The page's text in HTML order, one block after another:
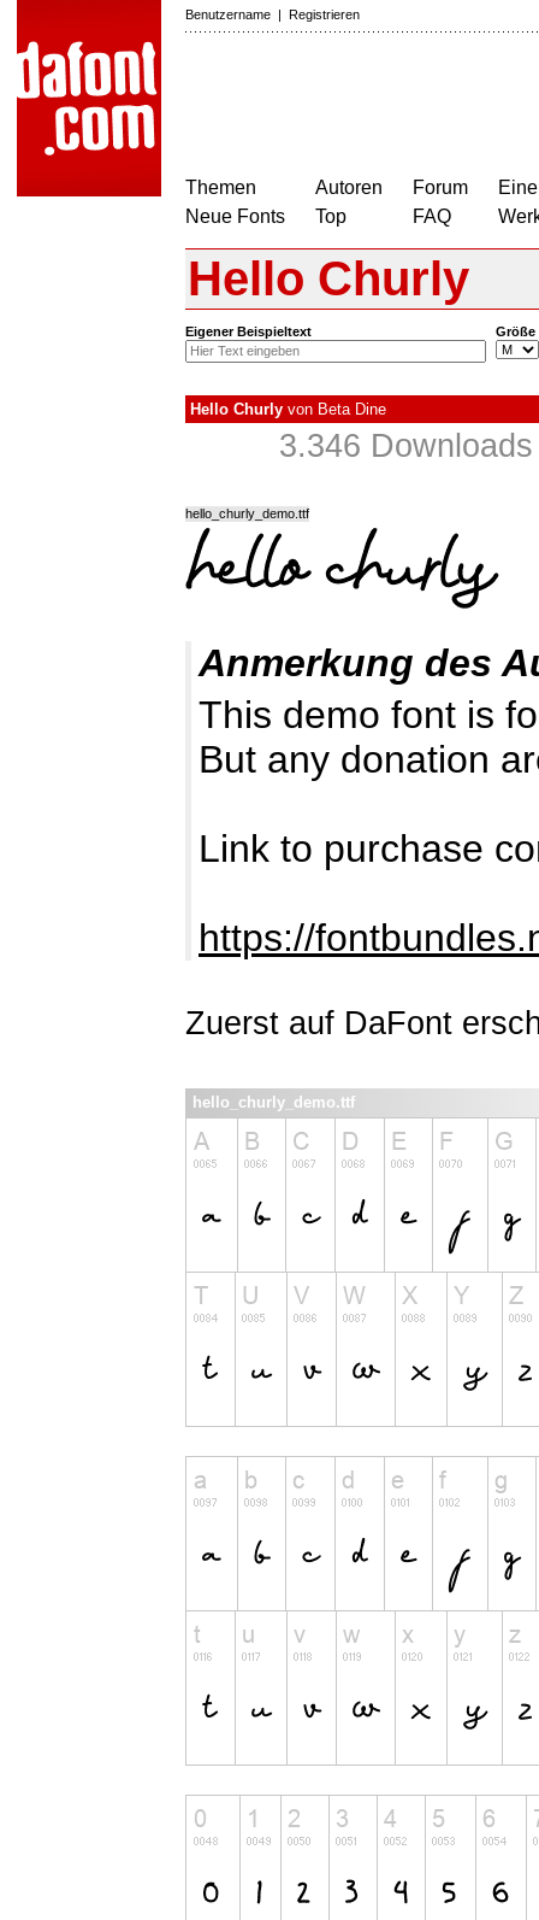
Benutzername | Registrieren
Themen
Neue Fonts
Autoren
Top
Forum
FAQ
Hello Churly
Eigener Beispieltext Größe
Hello Churly von Beta Dine
3.346
hello_churly_demo.ttf
Anmerkung des
This demo font is
But any donation
Link to purchase
https://
Zuerst auf DaFont
hello_churly_demo.ttf